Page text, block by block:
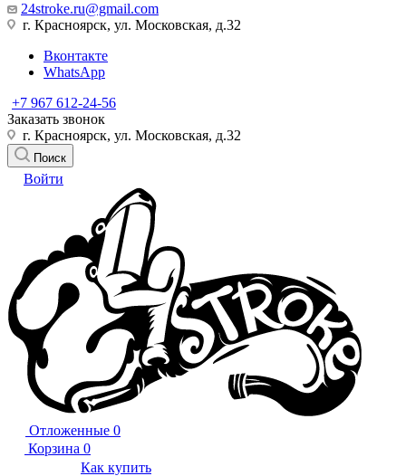
24stroke.ru@gmail.com
г. Красноярск, ул. Московская, д.32
Вконтакте
WhatsApp
+7 967 612-24-56
Заказать звонок
г. Красноярск, ул. Московская, д.32
Поиск
Войти
Отложенные 0
Корзина 0
Как купить